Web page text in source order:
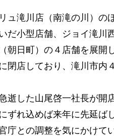
滝川店（南滝の川）の
だ小型店舗、ジョイ滝川
朝日町）の４店舗を展
閉店しており、滝川市内
した山尾啓一社長が開
ずれ込めば来年に先延ば
庁との調整を気にかけて